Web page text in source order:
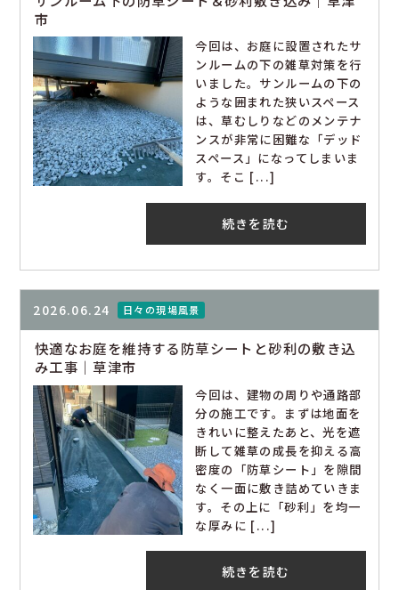
市
今回は、お庭に設置されたサ
ンルームの下の雑草対策を行
いました。サンルームの下の
ような囲まれた狭いスペース
は、草むしりなどのメンテナ
ンスが非常に困難な「デッド
スペース」になってしまいま
す。そこ [...]
続きを読む
2026.06.24 日々の現場風景
快適なお庭を維持する防草シートと砂利の敷き込
み工事｜草津市
今回は、建物の周りや通路部
分の施工です。まずは地面を
きれいに整えたあと、光を遮
断して雑草の成長を抑える高
密度の「防草シート」を隙間
なく一面に敷き詰めていきま
す。その上に「砂利」を均一
な厚みに [...]
続きを読む